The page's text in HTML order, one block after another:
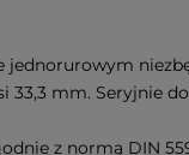
mm. Seryjnie
z normą DIN